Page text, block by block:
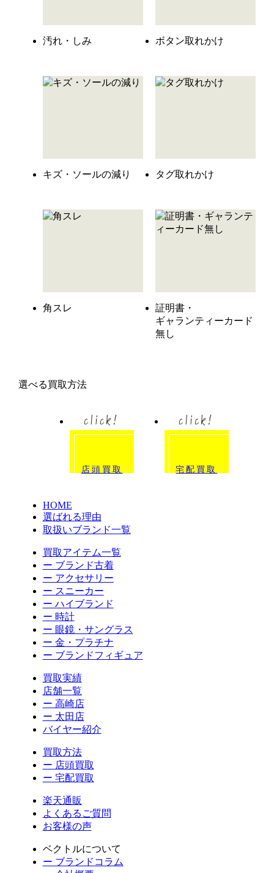
汚れ・しみ ボタン取れかけ
キズ・ソールの減り タグ取れかけ
角スレ
証明書・
ギャランティーカード
無し
選べる買取方法
click!
店頭買取
click!
宅配買取
HOME
選ばれる理由
取扱いブランド一覧
買取アイテム一覧
ー ブランド古着
ー アクセサリー
ー スニーカー
ー ハイブランド
ー 時計
ー 眼鏡・サングラス
ー 金・プラチナ
ー ブランドフィギュア
買取実績
店舗一覧
ー 高崎店
ー 太田店
バイヤー紹介
買取方法
ー 店頭買取
ー 宅配買取
楽天通販
よくあるご質問
お客様の声
ベクトルについて
ー ブランドコラム